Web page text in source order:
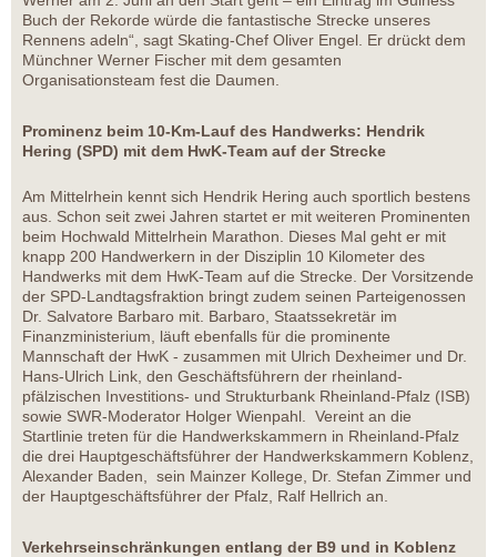
Buch der Rekorde würde die fantastische Strecke unseres
Rennens adeln“, sagt Skating-Chef Oliver Engel. Er drückt dem
Münchner Werner Fischer mit dem gesamten
Organisationsteam fest die Daumen.
Prominenz beim 10-Km-Lauf des Handwerks: Hendrik
Hering (SPD) mit dem HwK-Team auf der Strecke
Am Mittelrhein kennt sich Hendrik Hering auch sportlich bestens
aus. Schon seit zwei Jahren startet er mit weiteren Prominenten
beim Hochwald Mittelrhein Marathon. Dieses Mal geht er mit
knapp 200 Handwerkern in der Disziplin 10 Kilometer des
Handwerks mit dem HwK-Team auf die Strecke. Der Vorsitzende
der SPD-Landtagsfraktion bringt zudem seinen Parteigenossen
Dr. Salvatore Barbaro mit. Barbaro, Staatssekretär im
Finanzministerium, läuft ebenfalls für die prominente
Mannschaft der HwK - zusammen mit Ulrich Dexheimer und Dr.
Hans-Ulrich Link, den Geschäftsführern der rheinland-
pfälzischen Investitions- und Strukturbank Rheinland-Pfalz (ISB)
sowie SWR-Moderator Holger Wienpahl. Vereint an die
Startlinie treten für die Handwerkskammern in Rheinland-Pfalz
die drei Hauptgeschäftsführer der Handwerkskammern Koblenz,
Alexander Baden, sein Mainzer Kollege, Dr. Stefan Zimmer und
der Hauptgeschäftsführer der Pfalz, Ralf Hellrich an.
Verkehrseinschränkungen entlang der B9 und in Koblenz